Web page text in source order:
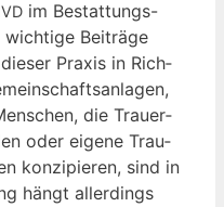
im Bestat­tungs-
wich­ti­ge Bei­trä­ge
Pra­xis in Rich­
die Trau­er­
oder eige­ne Trau­
kon­zi­pie­ren, sind in
hängt aller­dings